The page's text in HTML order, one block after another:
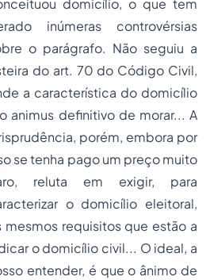
domicílio, o que tem
inúmeras controvérsias
o parágrafo. Não seguiu a
do art. 70 do Código Civil,
a característica do domicílio
animus definitivo de morar... A
porém, embora por
se tenha pago um preço muito
reluta em exigir, para
o domicílio eleitoral,
mesmos requisitos que estão a
o domicílio civil... O ideal, a
entender, é que o ânimo de